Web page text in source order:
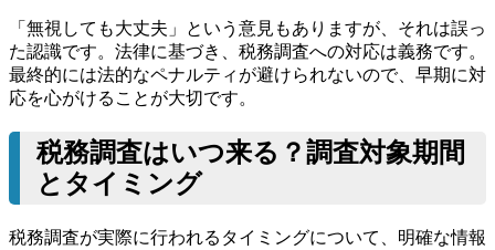
「無視しても大丈夫」という意見もありますが、それは誤っ
た認識です。法律に基づき、税務調査への対応は義務です。
最終的には法的なペナルティが避けられないので、早期に対
応を心がけることが大切です。
税務調査はいつ来る？調査対象期間
とタイミング
税務調査が実際に行われるタイミングについて、明確な情報